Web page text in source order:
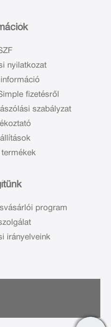
nyilatkozat
fizetésről
szabályzat
program
irányelveink